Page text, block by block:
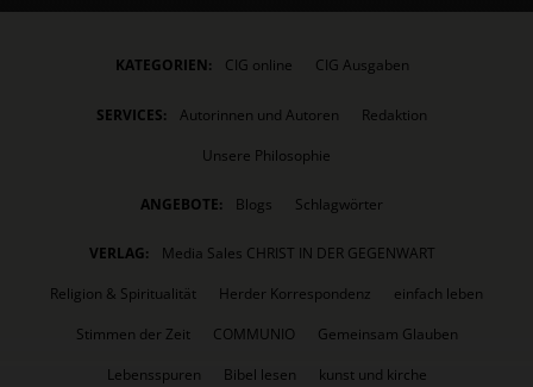
KATEGORIEN: CIG online CIG Ausgaben
SERVICES: Autorinnen und Autoren
Redaktion
Unsere Philosophie
ANGEBOTE: Blogs Schlagwörter
VERLAG:
Media Sales CHRIST IN DER GEGENWART
Religion & Spiritualität
Herder Korrespondenz
einfach leben
Stimmen der Zeit
COMMUNIO
Gemeinsam Glauben
Lebensspuren
Bibel lesen kunst und kirche